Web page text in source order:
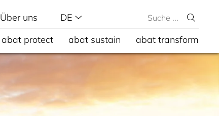
Über uns
DE
abat protect abat sustain abat transform